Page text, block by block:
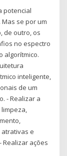
potencial
se por um
de outro, os
no espectro
algorítmico.
inteligente,
de um
- Realizar a
e
ações